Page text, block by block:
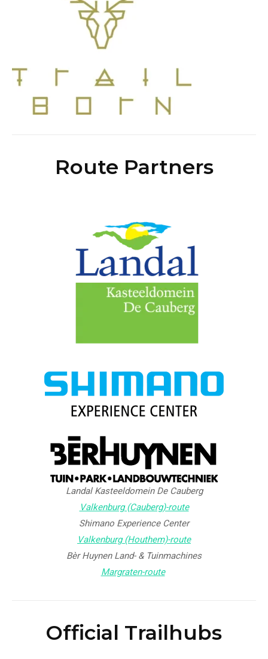
Route Partners
Landal Kasteeldomein De Cauberg
Valkenburg (Cauberg)-route
Shimano Experience Center
Valkenburg (Houthem)-route
Bèr Huynen Land- & Tuinmachines
Margraten-route
Official Trailhubs